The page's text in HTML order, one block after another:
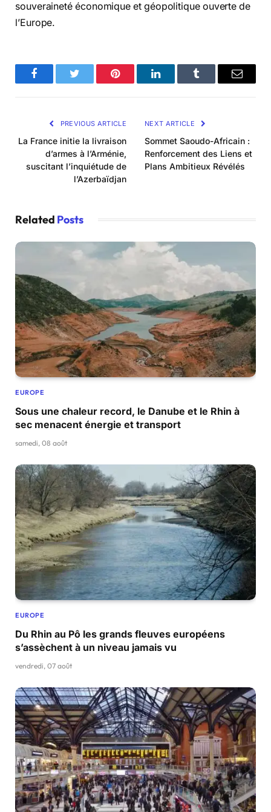
souveraineté économique et géopolitique ouverte de
l’Europe.
FacebookTwitter Pinterest LinkedInTumblr Email
PREVIOUS ARTICLE
La France initie la livraison
d’armes à l’Arménie,
suscitant l’inquiétude de
l’Azerbaïdjan
NEXT ARTICLE
Sommet Saoudo-Africain :
Renforcement des Liens et
Plans Ambitieux Révélés
Related Posts
EUROPE
Sous une chaleur record, le Danube et le Rhin à
sec menacent énergie et transport
samedi, 08 août
EUROPE
Du Rhin au Pô les grands fleuves européens
s’assèchent à un niveau jamais vu
vendredi, 07 août